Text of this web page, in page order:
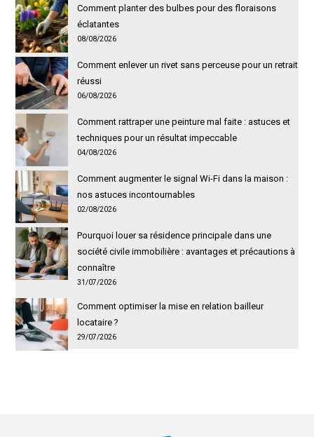
Comment planter des bulbes pour des floraisons
éclatantes
08/08/2026
Comment enlever un rivet sans perceuse pour un retrait
réussi
06/08/2026
Comment rattraper une peinture mal faite : astuces et
techniques pour un résultat impeccable
04/08/2026
Comment augmenter le signal Wi-Fi dans la maison :
nos astuces incontournables
02/08/2026
Pourquoi louer sa résidence principale dans une
société civile immobilière : avantages et précautions à
connaître
31/07/2026
Comment optimiser la mise en relation bailleur
locataire ?
29/07/2026